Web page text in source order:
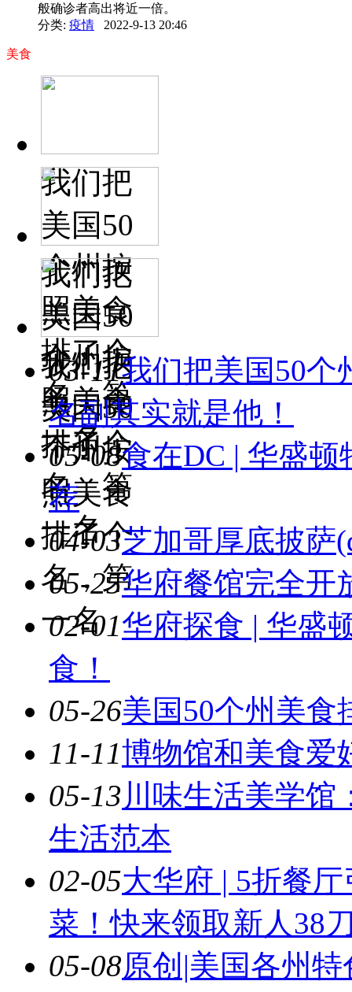
般确诊者高出将近一倍。
分类: 疫情 2022-9-13 20:46
美食
我们把
美国50
个州按
照美食
排了个
名，第
一名
我们把
美国50
个州按
照美食
排了个
名，第
一名
我们把
美国50
个州按
照美食
排了个
名，第
一名
03-11我们把美国50个
名副其实就是他！
05-08食在DC | 华盛
荐
04-03芝加哥厚底披萨
05-25华府餐馆完全开
02-01华府探食 | 华盛
食！
05-26美国50个州美食
11-11博物馆和美食爱
05-13川味生活美学馆
生活范本
02-05大华府 | 5折餐
菜！快来领取新人38
05-08原创|美国各州